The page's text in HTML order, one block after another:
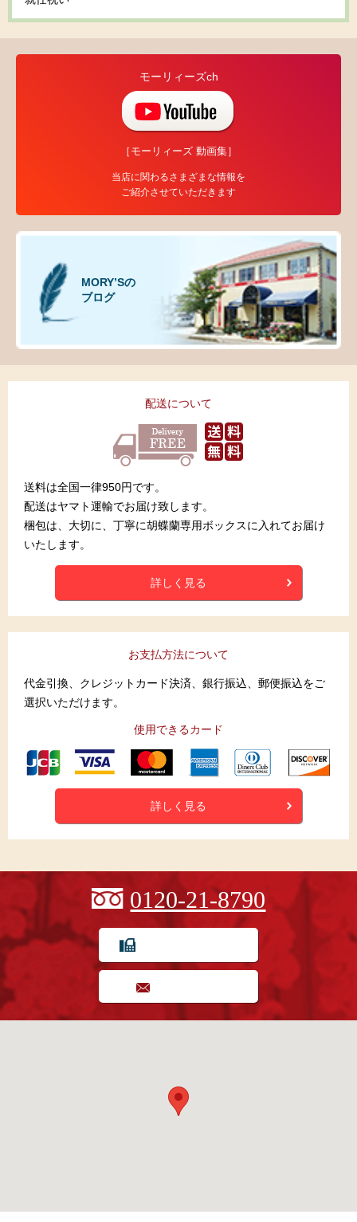
モーリィーズch
［モーリィーズ 動画集］
当店に関わるさまざまな情報を
ご紹介させていただきます
MORY’Sの
ブログ
配送について
送料は全国一律950円です。
配送はヤマト運輸でお届け致します。
梱包は、大切に、丁寧に胡蝶蘭専用ボックスに入れてお届け
いたします。
詳しく見る
お支払方法について
代金引換、クレジットカード決済、銀行振込、郵便振込をご
選択いただけます。
使用できるカード
詳しく見る
0120-21-8790